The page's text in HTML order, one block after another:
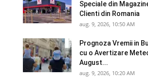
Speciale din
Clienti din Romania
aug. 9, 2026, 10:50 AM
Prognoza Vremii in
cu o Avertizare
August...
aug. 9, 2026, 10:20 AM